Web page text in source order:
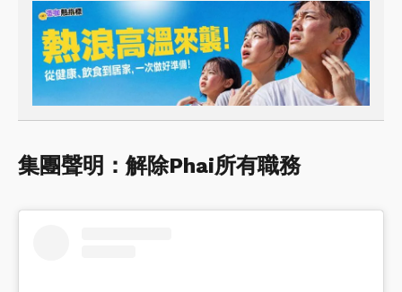
集團聲明：解除Phai所有職務